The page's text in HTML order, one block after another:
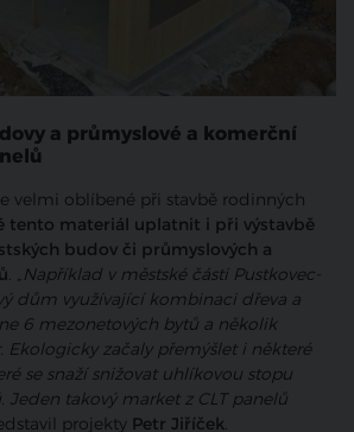
a průmyslové a komerční
velmi oblíbené při stavbě rodinných
tento materiál uplatnit i při výstavbě
budov či průmyslových a
. „Například v městské části Pustkovec-
dům využívající kombinaci dřeva a
6 mezonetových bytů a několik
Ekologicky začaly přemýšlet i některé
se snaží snižovat uhlíkovou stopu
Jeden takový market z CLT panelů
projekty Petr Jiříček.